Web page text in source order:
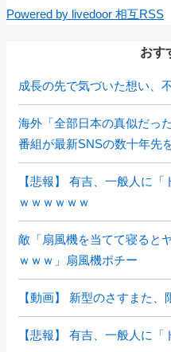
Powered by livedoor 相互RSS
おす
成長の先で気づいた想い、
海外「全部日本の真似だっ
番組が最新SNSの数十年先
【悲報】 有吉、一般人に
ｗｗｗｗｗｗ
敵「扇風機を当てて寝ると
ｗｗｗ」扇風機ポチー
【動画】 新型のさすまた
【悲報】 有吉、一般人に